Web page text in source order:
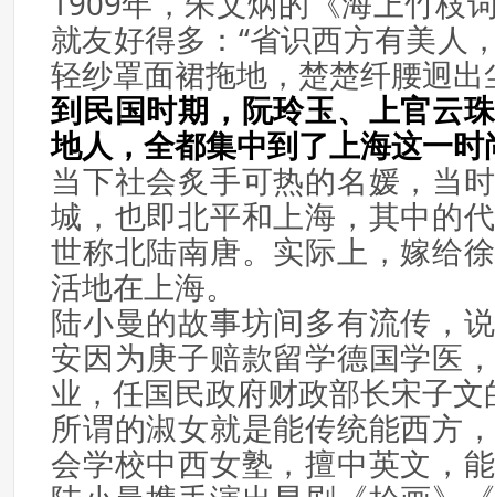
就友好得多：“省识西方有美人
轻纱罩面裙拖地，楚楚纤腰迥出
到民国时期，阮玲玉、上官云
地人，全都集中到了上海这一
当下社会炙手可热的名媛，当
城，也即北平和上海，其中的
世称北陆南唐。实际上，嫁给
活地在上海。
陆小曼的故事坊间多有流传，
安因为庚子赔款留学德国学医
业，任国民政府财政部长宋子
所谓的淑女就是能传统能西方
会学校中西女塾，擅中英文，